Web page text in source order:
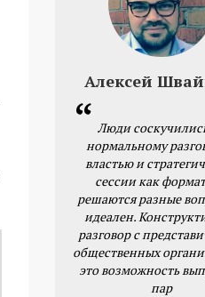
Алексей
Люди
нормальному
властью и
сессии как
решаются разные
идеален.
разговор с
общественных
это возможность
пар